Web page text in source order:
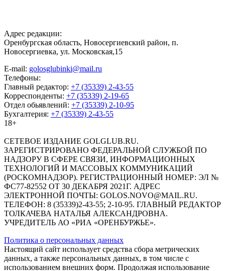
Адрес редакции:
Оренбургская область, Новосергиевский район, п.
Новосергиевка, ул. Московская,15
E-mail: golosglubinki@mail.ru
Телефоны:
Главный редактор: +7 (35339) 2-43-55
Корреспонденты: +7 (35339) 2-19-65
Отдел обьявлений: +7 (35339) 2-10-95
Бухгалтерия: +7 (35339) 2-43-55
18+
СЕТЕВОЕ ИЗДАНИЕ GOLGLUB.RU.
ЗАРЕГИСТРИРОВАНО ФЕДЕРАЛЬНОЙ СЛУЖБОЙ ПО
НАДЗОРУ В СФЕРЕ СВЯЗИ, ИНФОРМАЦИОННЫХ
ТЕХНОЛОГИЙ И МАССОВЫХ КОММУНИКАЦИЙ
(РОСКОМНАДЗОР). РЕГИСТРАЦИОННЫЙ НОМЕР: ЭЛ №
ФС77-82552 ОТ 30 ДЕКАБРЯ 2021Г. АДРЕС
ЭЛЕКТРОННОЙ ПОЧТЫ: GOLOS.NOVO@MAIL.RU.
ТЕЛЕФОН: 8 (35339)2-43-55; 2-10-95. ГЛАВНЫЙ РЕДАКТОР
ТОЛКАЧЕВА НАТАЛЬЯ АЛЕКСАНДРОВНА.
УЧРЕДИТЕЛЬ АО «РИА «ОРЕНБУРЖЬЕ».
Политика о персональных данных
Настоящий сайт использует средства сбора метрических
данных, а также персональных данных, в том числе с
использованием внешних форм. Продолжая использование